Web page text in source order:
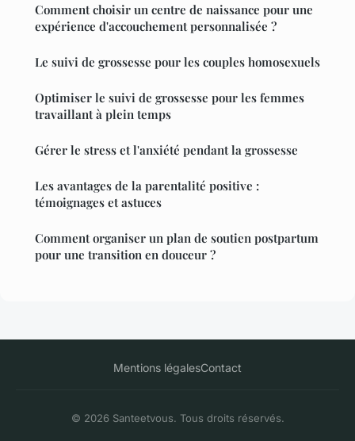
Comment choisir un centre de naissance pour une
expérience d'accouchement personnalisée ?
Le suivi de grossesse pour les couples homosexuels
Optimiser le suivi de grossesse pour les femmes
travaillant à plein temps
Gérer le stress et l'anxiété pendant la grossesse
Les avantages de la parentalité positive :
témoignages et astuces
Comment organiser un plan de soutien postpartum
pour une transition en douceur ?
Mentions légalesContact
© 2026 Santeetvous. Tous droits réservés.